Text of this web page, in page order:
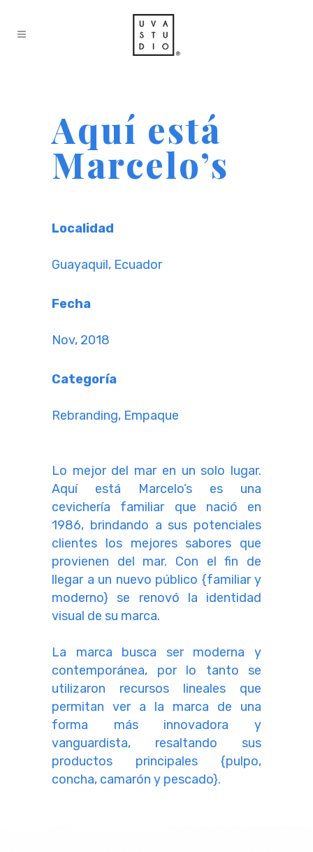
Aquí está
Marcelo’s
Localidad
Guayaquil, Ecuador
Fecha
Nov, 2018
Categoría
Rebranding, Empaque
Lo mejor del mar en un solo lugar.
Aquí está Marcelo’s es una
cevichería familiar que nació en
1986, brindando a sus potenciales
clientes los mejores sabores que
provienen del mar. Con el fin de
llegar a un nuevo público {familiar y
moderno} se renovó la identidad
visual de su marca.
La marca busca ser moderna y
contemporánea, por lo tanto se
utilizaron recursos lineales que
permitan ver a la marca de una
forma más innovadora y
vanguardista, resaltando sus
productos principales {pulpo,
concha, camarón y pescado}.